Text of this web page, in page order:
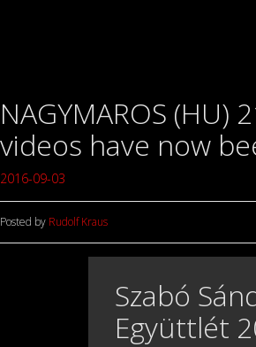
NAGYMAROS
videos have now
2016-09-03
Posted by Rudolf Kraus
Szabó
Együttlét